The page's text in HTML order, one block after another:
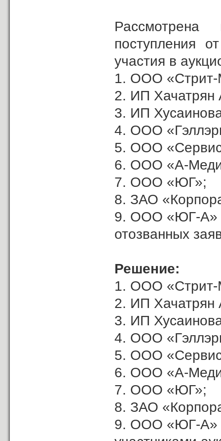
поступления
участия в
1. ООО
2. ИП Хачатрян
3. ИП
4. ООО
5. ООО
6. ООО «А-
7. ООО «ЮГ»;
8. ЗАО
9. ООО «ЮГ-А»
отозванных
Решение:
1. ООО
2. ИП Хачатрян
3. ИП
4. ООО
5. ООО
6. ООО «А-
7. ООО «ЮГ»;
8. ЗАО
9. ООО «ЮГ-А»